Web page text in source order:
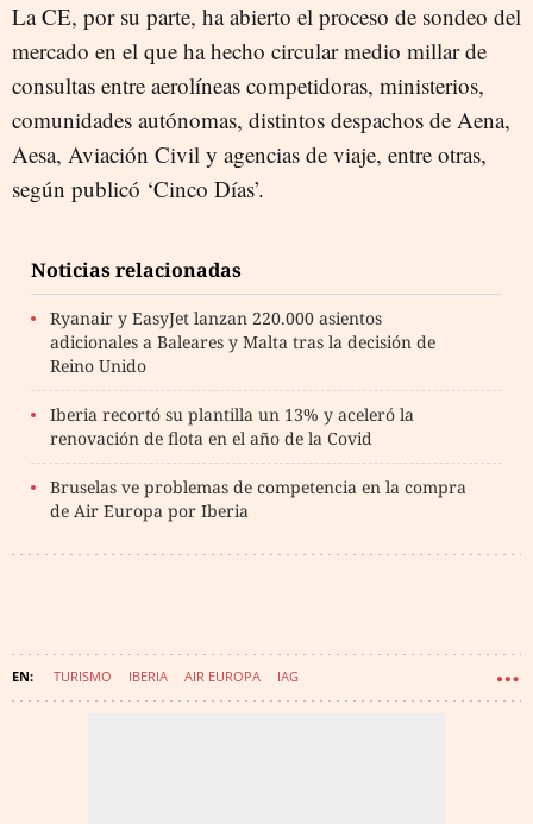
La CE, por su parte, ha abierto el proceso de sondeo del
mercado en el que ha hecho circular medio millar de
consultas entre aerolíneas competidoras, ministerios,
comunidades autónomas, distintos despachos de Aena,
Aesa, Aviación Civil y agencias de viaje, entre otras,
según publicó ‘Cinco Días’.
Noticias relacionadas
Ryanair y EasyJet lanzan 220.000 asientos
adicionales a Baleares y Malta tras la decisión de
Reino Unido
Iberia recortó su plantilla un 13% y aceleró la
renovación de flota en el año de la Covid
Bruselas ve problemas de competencia en la compra
de Air Europa por Iberia
TURISMO IBERIA AIR EUROPA IAG